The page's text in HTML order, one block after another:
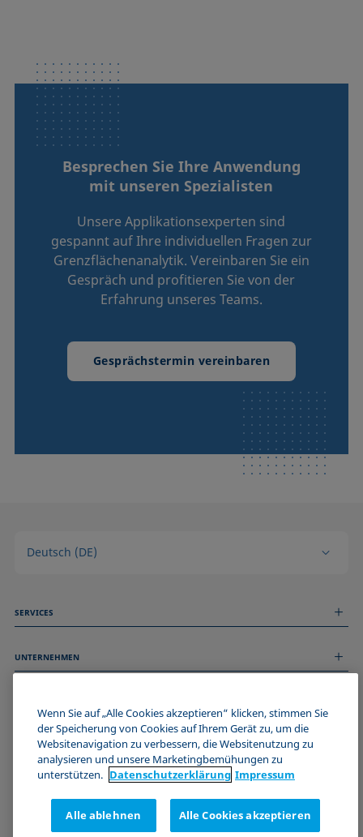
Besprechen Sie Ihre Anwendung
mit unseren Spezialisten
Unsere Applikationsexperten sind
gespannt auf Ihre individuellen Fragen zur
Grenzflächenanalytik. Vereinbaren Sie ein
Gespräch und profitieren Sie von der
Erfahrung unseres Teams.
Gesprächstermin vereinbaren
Deutsch (DE)
SERVICES
Technischer Service
UNTERNEHMEN
Stellenangebote
Events
Impressum
Datenschutzerklärung
Cookie-Richtlinie
Zertifizierungen (ISO 9001)
Newsletter-Anmeldung
WERDE TEIL DER KRÜSS COMMUNITY
Wenn Sie auf „Alle Cookies akzeptieren“ klicken, stimmen Sie
der Speicherung von Cookies auf Ihrem Gerät zu, um die
Websitenavigation zu verbessern, die Websitenutzung zu
analysieren und unsere Marketingbemühungen zu
unterstützen. Datenschutz­erklärung Impressum
Alle ablehnen Alle Cookies akzeptieren